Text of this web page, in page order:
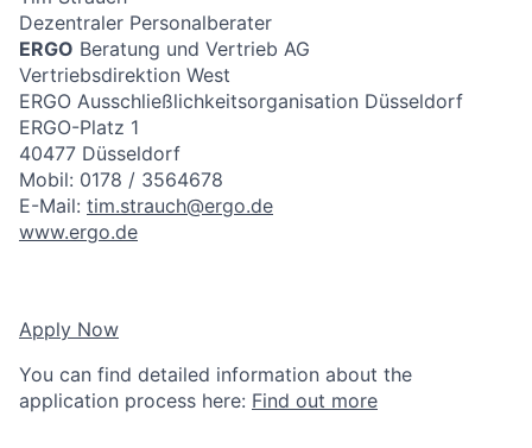
Dezentraler Personalberater
ERGO Beratung und Vertrieb AG
Vertriebsdirektion West
ERGO Ausschließlichkeitsorganisation Düsseldorf
ERGO-Platz 1
40477 Düsseldorf
Mobil: 0178 / 3564678
E-Mail: tim.strauch@ergo.de
www.ergo.de
Apply Now
You can find detailed information about the
application process here: Find out more